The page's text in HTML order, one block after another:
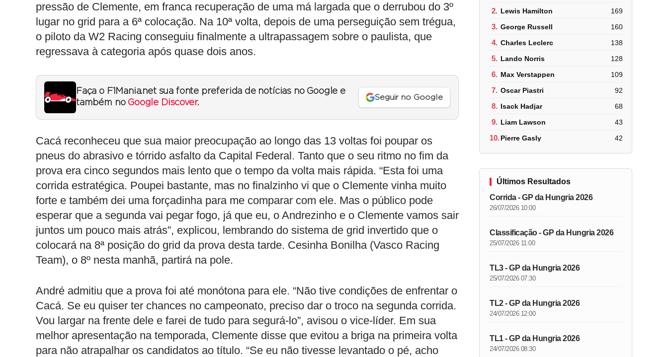
pressão de Clemente, em franca recuperação de uma má largada que o derrubou do 3º
lugar no grid para a 6ª colocação. Na 10ª volta, depois de uma perseguição sem trégua,
o piloto da W2 Racing conseguiu finalmente a ultrapassagem sobre o paulista, que
regressava à categoria após quase dois anos.
Faça o F1Mania.net sua fonte preferida de notícias no Google e
também no Google Discover.
Seguir no Google
Cacá reconheceu que sua maior preocupação ao longo das 13 voltas foi poupar os
pneus do abrasivo e tórrido asfalto da Capital Federal. Tanto que o seu ritmo no fim da
prova era cinco segundos mais lento que o tempo da volta mais rápida. “Esta foi uma
corrida estratégica. Poupei bastante, mas no finalzinho vi que o Clemente vinha muito
forte e também dei uma forçadinha para me comparar com ele. Mas o público pode
esperar que a segunda vai pegar fogo, já que eu, o Andrezinho e o Clemente vamos sair
juntos um pouco mais atrás”, explicou, lembrando do sistema de grid invertido que o
colocará na 8ª posição do grid da prova desta tarde. Cesinha Bonilha (Vasco Racing
Team), o 8º nesta manhã, partirá na pole.
André admitiu que a prova foi até monótona para ele. “Não tive condições de enfrentar o
Cacá. Se eu quiser ter chances no campeonato, preciso dar o troco na segunda corrida.
Vou largar na frente dele e farei de tudo para segurá-lo”, avisou o vice-líder. Em sua
melhor apresentação na temporada, Clemente disse que evitou a briga na primeira volta
para não atrapalhar os candidatos ao título. “Se eu não tivesse levantado o pé, acho
2. Lewis Hamilton 169
3. George Russell 160
4. Charles Leclerc 138
5. Lando Norris 128
6. Max Verstappen 109
7. Oscar Piastri 92
8. Isack Hadjar 68
9. Liam Lawson 43
10.Pierre Gasly 42
Últimos Resultados
Corrida - GP da Hungria 2026
26/07/2026 10:00
Classificação - GP da Hungria 2026
25/07/2026 11:00
TL3 - GP da Hungria 2026
25/07/2026 07:30
TL2 - GP da Hungria 2026
24/07/2026 12:00
TL1 - GP da Hungria 2026
24/07/2026 08:30